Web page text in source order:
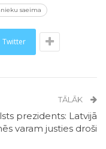
saeima
Twitter
TĀLĀK
prezidents: Latvijā
varam justies droši